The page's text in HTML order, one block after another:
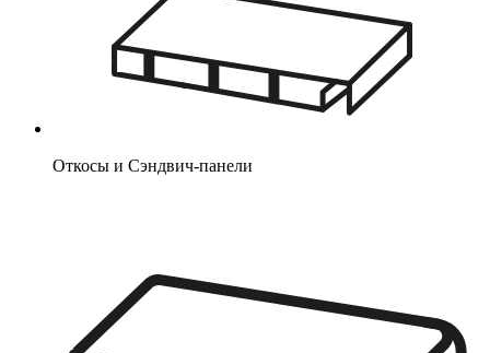
Откосы и Сэндвич-панели